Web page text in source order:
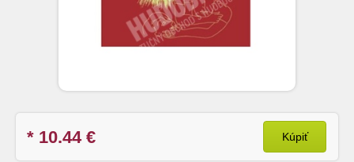
* 10.44€ Kúpiť